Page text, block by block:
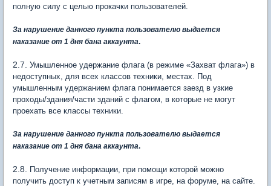
полную силу с целью прокачки пользователей.
За нарушение данного пункта пользователю выдается
наказание от 1 дня бана аккаунта.
2.7. Умышленное удержание флага (в режиме «Захват флага») в
недоступных, для всех классов техники, местах. Под
умышленным удержанием флага понимается заезд в узкие
проходы/здания/части зданий с флагом, в которые не могут
проехать все классы техники.
За нарушение данного пункта пользователю выдается
наказание от 1 дня бана аккаунта.
2.8.
Получение информации, при помощи которой можно
получить доступ к учетным записям в игре, на форуме, на сайте.